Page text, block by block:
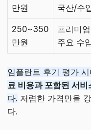
만원
국산/수
250~350
만원
프리미
주요 수
임플란트 후기 평가
료 비용과 포함된 서
다. 저렴한 가격만을
다.